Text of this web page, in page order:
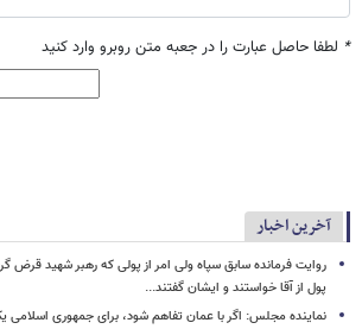
* لطفا حاصل عبارت را در جعبه متن روبرو وارد کنید
آخرین اخبار
پول از آقا خواستند و ایشان گفتند...
نماینده مجلس: اگر با عمان تفاهم شود، برای جمهوری اسلامی